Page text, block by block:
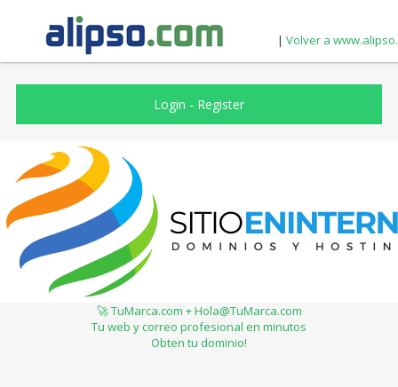
| Volver a
Login - Register
🚀 TuMarca.com + Hola@TuMarca.com
Tu web y correo profesional en minutos
Obten tu dominio!